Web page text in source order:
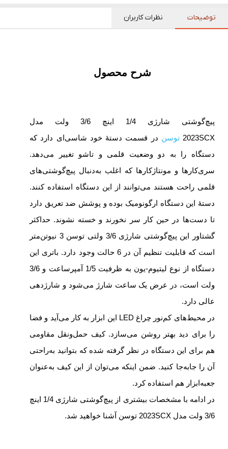
توضیحات نظرات کاربران
شرح محصول
پیچ‌گوشتی شارژی 1/4 اینچ 3/6 ولت مدل
2023SCX توسن در قسمت دستۀ خود شاسی‌ای دارد که
دستگاه را به دو وضعیت قلمی و تاشو تغییر می‌دهد.
سری‌کارها و مونتاژکارها که اغلب به‌دنبال پیچ‌گوشتی‌های
قلمی راحت هستند می‌توانند از این دستگاه استفاده کنند.
دستۀ این دستگاه ارگونومیک بوده و پوشش ضد تعریق دارد
تا دست‌ها در حین کار سر نخورند و خسته نشوند. حداکثر
گشتاور این پیچ‌گوشتی شارژی 3/6 ولتی توسن 3 نیوتن‌متر
است که قابلیت تنظیم آن در 6 حالت وجود دارد. باتری این
دستگاه از نوع لیتیوم-یون به ظرفیت 1/5 آمپرساعت و 3/6
ولت است، در عرض یک ساعت شارژ می‌شود و شارژدهی
عالی دارد.
در محیط‌های کم‌‎نور چراغ LED این ابزار به کار می‌آید و فضا
را برای دید بهتر روشن می‌سازد. کیف‌ حمل‌ونقل مقاومی
هم برای این دستگاه در نظر گرفته شده که بتوانید به‌راحتی
آن را جابه‌جا کنید. ضمن اینکه می‌توان از این کیف به‌عنوان
جعبه‌ابزار هم استفاده کرد.
در ادامه با مشخصات بیشتری از پیچ‌گوشتی شارژی 1/4 اینچ
3/6 ولت مدل 2023SCX توسن آشنا خواهید شد.